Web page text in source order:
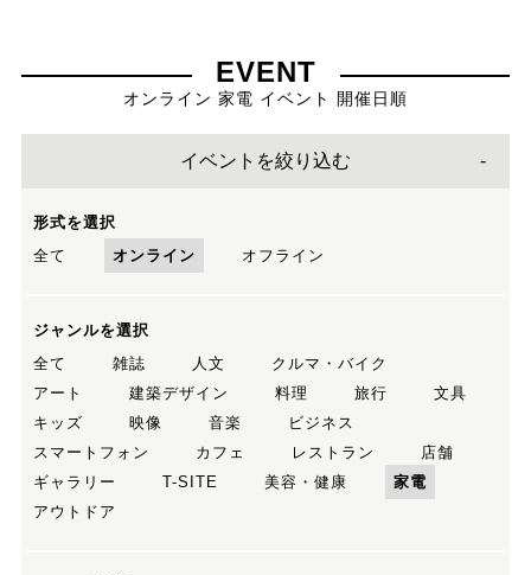
EVENT
オンライン 家電 イベント 開催日順
イベントを絞り込む
形式を選択
全て
オンライン オフライン
ジャンルを選択
全て
雑誌 人文
クルマ・バイク
アート
建築デザイン 料理 旅行
文具
キッズ
映像 音楽
ビジネス
スマートフォン
カフェ レストラン
店舗
ギャラリー
T-SITE 美容・健康
家電
アウトドア